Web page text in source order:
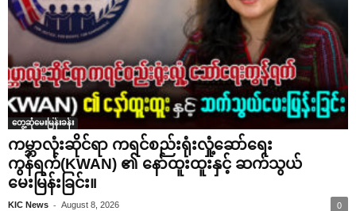
တွေ့ဆုံမေးမြန်းခန်း
ကမ္ဘာလုံးဆိုင်ရာ ကရင်စည်းရုံးလှုံ့ဆော်ရေး
ကွန်ရက်(KWAN) ၏ နော်ထူးထူးနှင့် ဆက်သွယ်
မေးမြန်းခြင်း။
KIC News - August 8, 2026 0